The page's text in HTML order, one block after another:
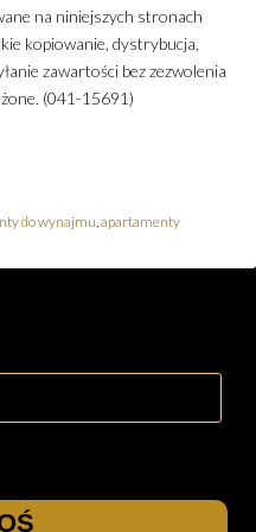
na niniejszych stronach
kopiowanie, dystrybucja,
zawartości bez zezwolenia
(041-15691)
do wynajmu apartamenty